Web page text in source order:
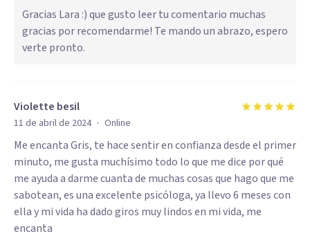
Gracias Lara :) que gusto leer tu comentario muchas
gracias por recomendarme! Te mando un abrazo, espero
verte pronto.
Violette besil
11 de abril de 2024 · Online
Me encanta Gris, te hace sentir en confianza desde el primer
minuto, me gusta muchísimo todo lo que me dice por qué
me ayuda a darme cuanta de muchas cosas que hago que me
sabotean, es una excelente psicóloga, ya llevo 6 meses con
ella y mi vida ha dado giros muy lindos en mi vida, me
encanta